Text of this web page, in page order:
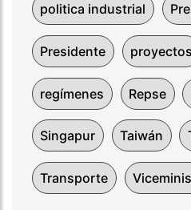
politica industrial
Presidente proyectos
regímenes Repse
Singapur Taiwán
Transporte